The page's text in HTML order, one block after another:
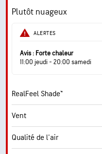
Plutôt nuageux
ALERTES
Avis : Forte chaleur
11:00 jeudi - 20:00 samedi
RealFeel Shade™
Vent
Qualité de l'air